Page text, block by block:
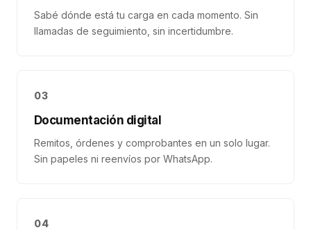
Sabé dónde está tu carga en cada momento. Sin
llamadas de seguimiento, sin incertidumbre.
03
Documentación digital
Remitos, órdenes y comprobantes en un solo lugar.
Sin papeles ni reenvíos por WhatsApp.
04